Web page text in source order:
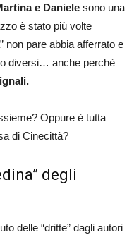
e Daniele sono una
è stato più volte
non pare abbia afferrato e
diversi… anche perchè
Oppure è tutta
di Cinecittà?
degli
delle “dritte” dagli autori